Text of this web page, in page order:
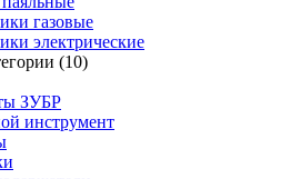
газовые
электрические
(10)
ЗУБР
инструмент